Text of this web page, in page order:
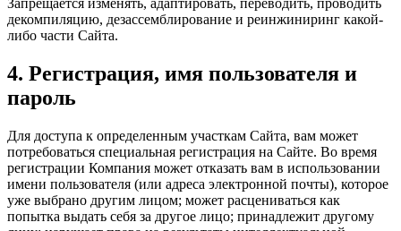
декомпиляцию, дезассемблирование и реинжиниринг какой-
либо части Сайта.
4. Регистрация, имя пользователя и
пароль
Для доступа к определенным участкам Сайта, вам может
потребоваться специальная регистрация на Сайте. Во время
регистрации Компания может отказать вам в использовании
имени пользователя (или адреса электронной почты), которое
уже выбрано другим лицом; может расцениваться как
попытка выдать себя за другое лицо; принадлежит другому